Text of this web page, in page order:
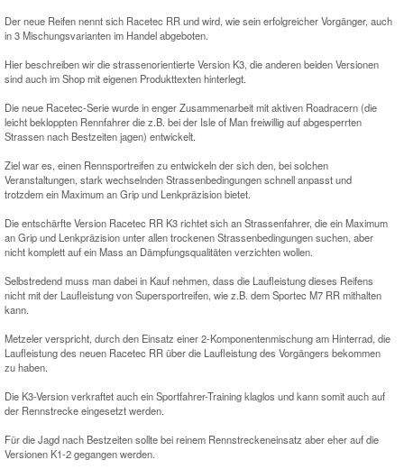
Der neue Reifen nennt sich Racetec RR und wird, wie sein erfolgreicher Vorgänger, auch
in 3 Mischungsvarianten im Handel abgeboten.
Hier beschreiben wir die strassenorientierte Version K3, die anderen beiden Versionen
sind auch im Shop mit eigenen Produkttexten hinterlegt.
Die neue Racetec-Serie wurde in enger Zusammenarbeit mit aktiven Roadracern (die
leicht bekloppten Rennfahrer die z.B. bei der Isle of Man freiwillig auf abgesperrten
Strassen nach Bestzeiten jagen) entwickelt.
Ziel war es, einen Rennsportreifen zu entwickeln der sich den, bei solchen
Veranstaltungen, stark wechselnden Strassenbedingungen schnell anpasst und
trotzdem ein Maximum an Grip und Lenkpräzision bietet.
Die entschärfte Version Racetec RR K3 richtet sich an Strassenfahrer, die ein Maximum
an Grip und Lenkpräzision unter allen trockenen Strassenbedingungen suchen, aber
nicht komplett auf ein Mass an Dämpfungsqualitäten verzichten wollen.
Selbstredend muss man dabei in Kauf nehmen, dass die Laufleistung dieses Reifens
nicht mit der Laufleistung von Supersportreifen, wie z.B. dem Sportec M7 RR mithalten
kann.
Metzeler verspricht, durch den Einsatz einer 2-Komponentenmischung am Hinterrad, die
Laufleistung des neuen Racetec RR über die Laufleistung des Vorgängers bekommen
zu haben.
Die K3-Version verkraftet auch ein Sportfahrer-Training klaglos und kann somit auch auf
der Rennstrecke eingesetzt werden.
Für die Jagd nach Bestzeiten sollte bei reinem Rennstreckeneinsatz aber eher auf die
Versionen K1-2 gegangen werden.